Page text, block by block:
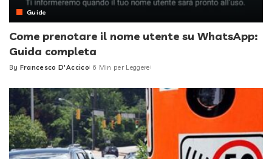
Guide
Come prenotare il nome utente su WhatsApp:
Guida completa
Posted
By Francesco D'Accico 6 Min per Leggere